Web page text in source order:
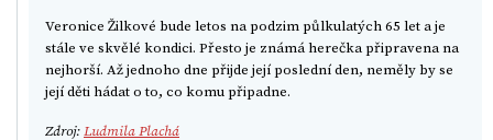
Veronice Žilkové bude letos na podzim půlkulatých 65 let a je
stále ve skvělé kondici. Přesto je známá herečka připravena na
nejhorší. Až jednoho dne přijde její poslední den, neměly by se
její děti hádat o to, co komu připadne.
Zdroj:Ludmila Plachá